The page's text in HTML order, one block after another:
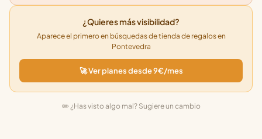
¿Quieres más visibilidad?
Aparece el primero en búsquedas de tienda de regalos en
Pontevedra
🚀 Ver planes desde 9€/mes
✏️ ¿Has visto algo mal? Sugiere un cambio